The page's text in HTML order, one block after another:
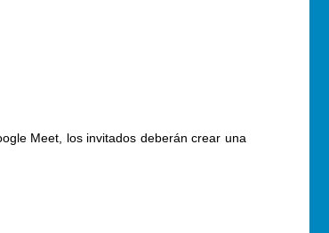
Meet, los invitados deberán crear una